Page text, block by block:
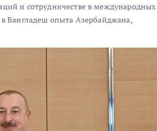
и сотрудничестве в международных
Бангладеш опыта Азербайджана,